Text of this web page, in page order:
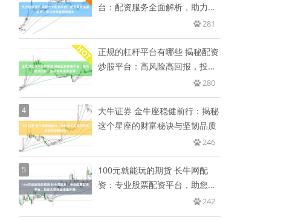
台：配资服务全面解析，助力投
281
正规的杠杆平台有哪些 揭秘配资
炒股平台：高风险高回报，投资
280
4
大牛证券 金牛座稳健前行：揭秘
这个星座的财富秘诀与坚韧品质
246
5
100元就能玩的期货 长牛网配
资：专业股票配资平台，助您实
242